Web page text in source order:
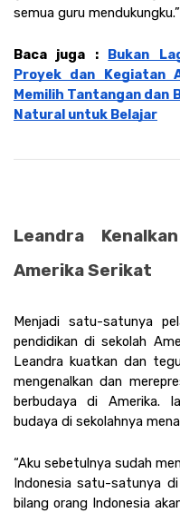
semua guru
Baca juga :
Bukan
Proyek dan Kegiatan
Memilih Tantangan dan
Natural untuk Belajar
Leandra
Amerika Serikat
Menjadi satu-satunya
pendidikan di sekolah
Leandra kuatkan dan
mengenalkan dan
berbudaya di Amerika.
budaya di sekolahnya
“Aku sebetulnya sudah
Indonesia satu-satunya di
bilang orang Indonesia